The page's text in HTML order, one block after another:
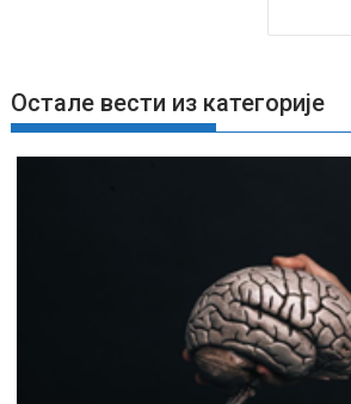
њ
е
ч
Остале вести из категорије